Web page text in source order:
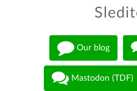
Our blog
Mastodon (TDF)